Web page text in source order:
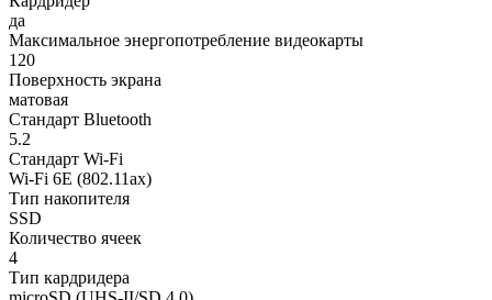
да
Максимальное энергопотребление видеокарты
120
Поверхность экрана
матовая
Стандарт Bluetooth
5.2
Стандарт Wi-Fi
Wi-Fi 6E (802.11ax)
Тип накопителя
SSD
Количество ячеек
4
Тип кардридера